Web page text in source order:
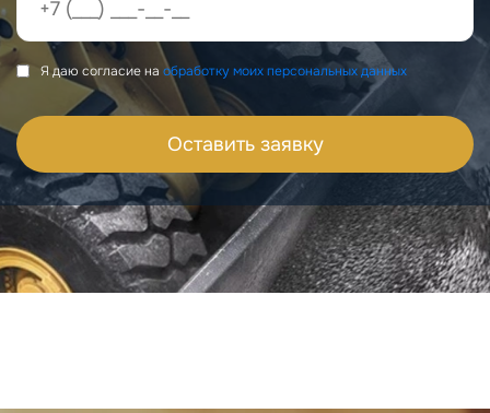
Я даю согласие на обработку моих персональных данных